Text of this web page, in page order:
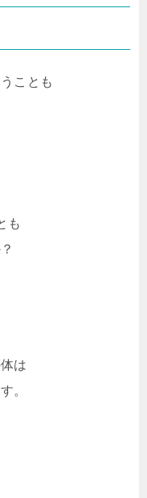
ことも
も
は
。